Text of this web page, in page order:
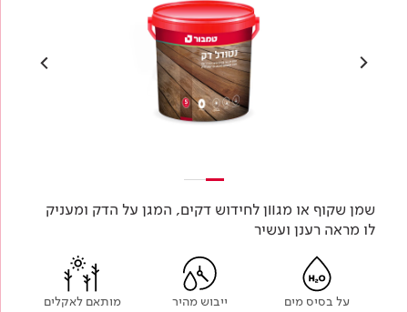
שמן שקוף או מגװן לחידוש דקים, המגן על הדק ומעניק
לו מראה רענן ועשיר
על בסיס מים ייבוש מהיר
מותאם לאקלים